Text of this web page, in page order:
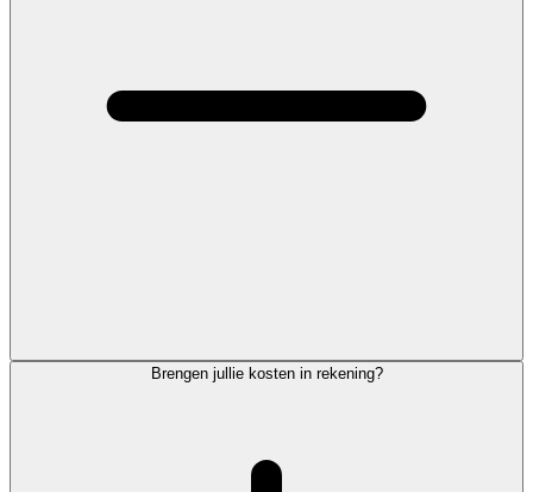
Brengen jullie kosten in rekening?